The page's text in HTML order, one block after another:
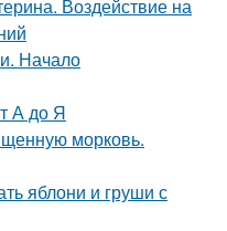
Воздействие на
Начало
А до Я
морковь.
яблони и груши с